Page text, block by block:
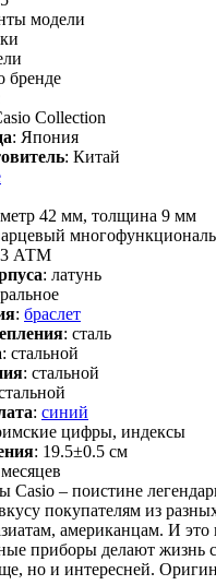
модели
бренде
Collection
: Япония
: Китай
42 мм, толщина 9 мм
3 АТМ
: латунь
: браслет
: сталь
: стальной
: стальной
: синий
цифры, индексы
: 19.5±0.5 см
Casio – поистине
покупателям из
американцам. И это
приборы делают жизнь
но и интересней.